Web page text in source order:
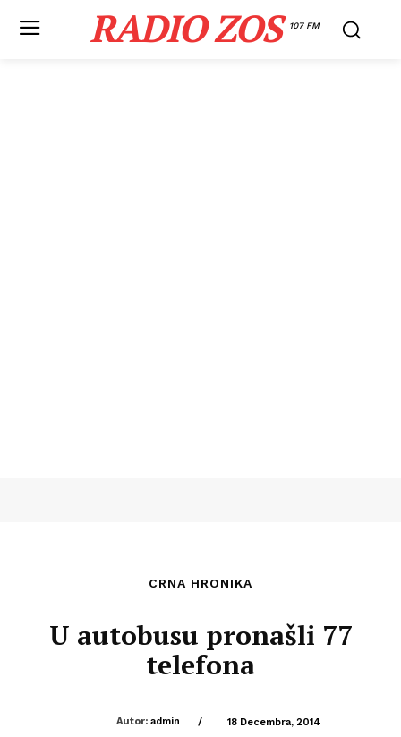
RADIO ZOS 107 FM
CRNA HRONIKA
U autobusu pronašli 77
telefona
Autor: admin / 18 Decembra, 2014